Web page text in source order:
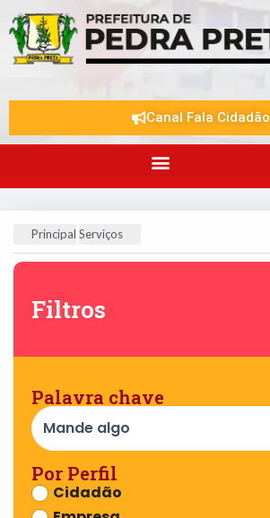
Canal Fala Cidadão
Principal Serviços
Filtros
Palavra chave
Por Perfil
Cidadão